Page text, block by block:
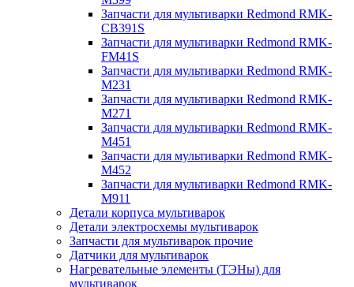
Запчасти для мультиварки Redmond RMK-
CB391S
Запчасти для мультиварки Redmond RMK-
FM41S
Запчасти для мультиварки Redmond RMK-
M231
Запчасти для мультиварки Redmond RMK-
M271
Запчасти для мультиварки Redmond RMK-
M451
Запчасти для мультиварки Redmond RMK-
M452
Запчасти для мультиварки Redmond RMK-
M911
Детали корпуса мультиварок
Детали электросхемы мультиварок
Запчасти для мультиварок прочие
Датчики для мультиварок
Нагревательные элементы (ТЭНы) для
мультиварок